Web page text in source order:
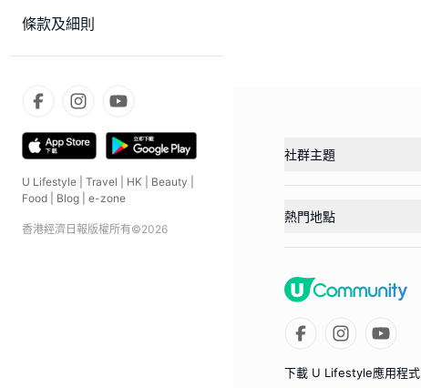
條款及細則
U Lifestyle Travel HK Beauty
Food
Blog e-zone
香港經濟日報版權所有©2026
社群主題
熱門地點
下載 U Lifestyle應用程式